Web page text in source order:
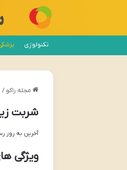
تکنولوژی
مجله راکو /
شربت
آخرین به روز رسانی:
ویژگی